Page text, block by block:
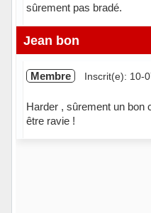
sûrement pas bradé.
Hors ligne
Jean bon
Membre Inscrit(e): 10-
Harder , sûrement un bon
être ravie !